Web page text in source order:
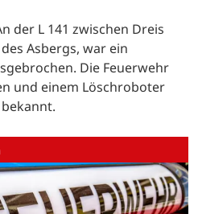
der L 141 zwischen Dreis
Asbergs, war ein
Die Feuerwehr
und einem Löschroboter